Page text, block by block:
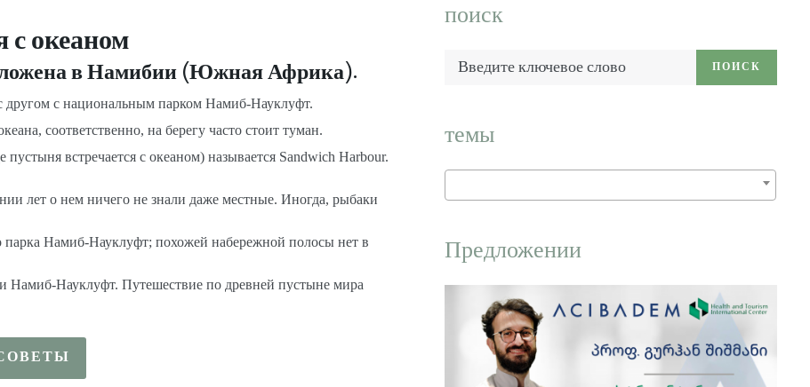
с океаном
в Намибии (Южная Африка).
другом с национальным парком Намиб-Науклуфт.
соответственно, на берегу часто стоит туман.
встречается с океаном) называется Sandwich Harbour.
лет о нем ничего не знали даже местные. Иногда, рыбаки
парка Намиб-Науклуфт; похожей набережной полосы нет в
Намиб-Науклуфт. Путешествие по древней пустыне мира
поиск
Введите
ключевое
ПОИСК
темы
Предложении